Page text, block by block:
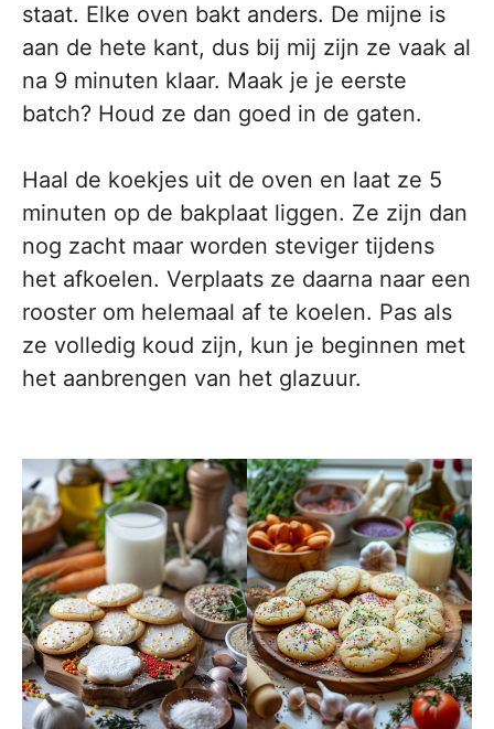
staat. Elke oven bakt anders. De mijne is
aan de hete kant, dus bij mij zijn ze vaak al
na 9 minuten klaar. Maak je je eerste
batch? Houd ze dan goed in de gaten.
Haal de koekjes uit de oven en laat ze 5
minuten op de bakplaat liggen. Ze zijn dan
nog zacht maar worden steviger tijdens
het afkoelen. Verplaats ze daarna naar een
rooster om helemaal af te koelen. Pas als
ze volledig koud zijn, kun je beginnen met
het aanbrengen van het glazuur.